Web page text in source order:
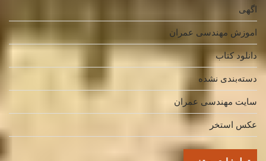
اگهی
اموزش مهندسی عمران
دانلود کتاب
دسته‌بندی نشده
سایت مهندسی عمران
عکس استخر